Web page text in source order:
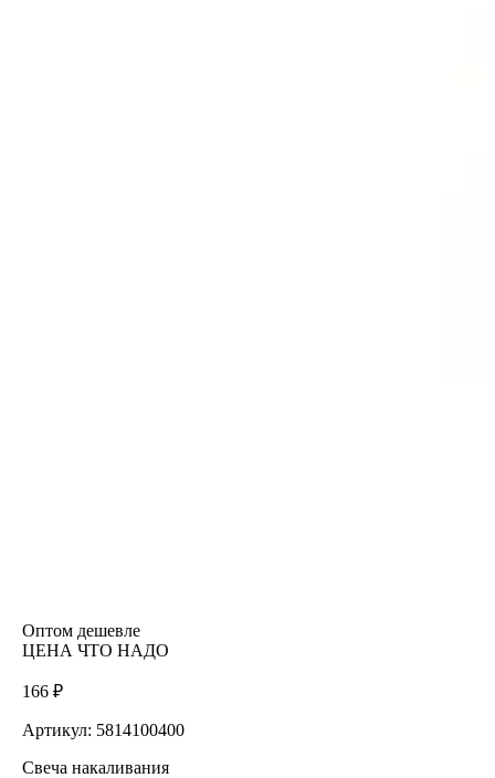
Оптом дешевле
ЦЕНА ЧТО НАДО
166 ₽
Артикул: 5814100400
Свеча накаливания